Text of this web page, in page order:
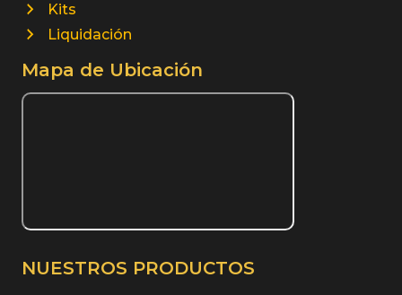
Kits
Liquidación
Mapa de Ubicación
NUESTROS PRODUCTOS